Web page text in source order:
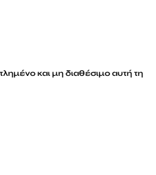
και μη διαθέσιμο αυτή τη